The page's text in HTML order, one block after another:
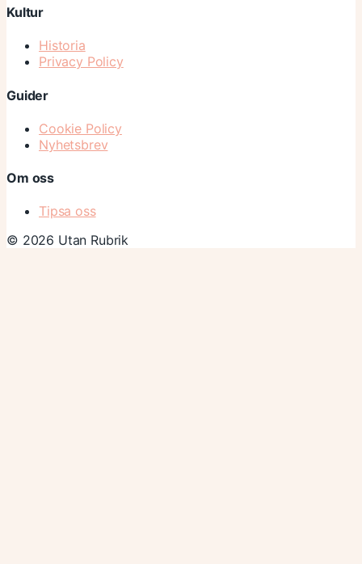
Kultur
Historia
Privacy Policy
Guider
Cookie Policy
Nyhetsbrev
Om oss
Tipsa oss
© 2026 Utan Rubrik